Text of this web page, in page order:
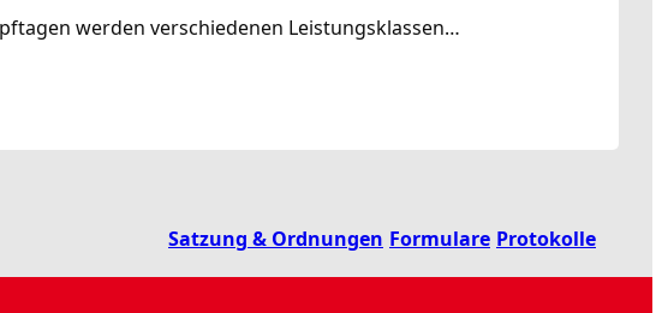
Satzung & Ordnungen Formulare Protokolle
werden verschiedenen Leistungsklassen…